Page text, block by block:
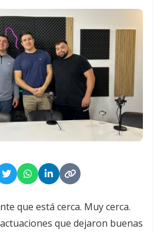
que está cerca. Muy cerca.
que dejaron buenas